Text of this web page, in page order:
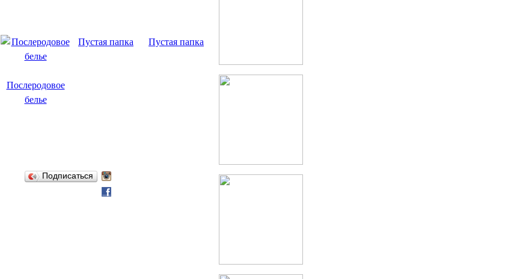
Послеродовое
белье
Пустая папка Пустая папка
Подписаться